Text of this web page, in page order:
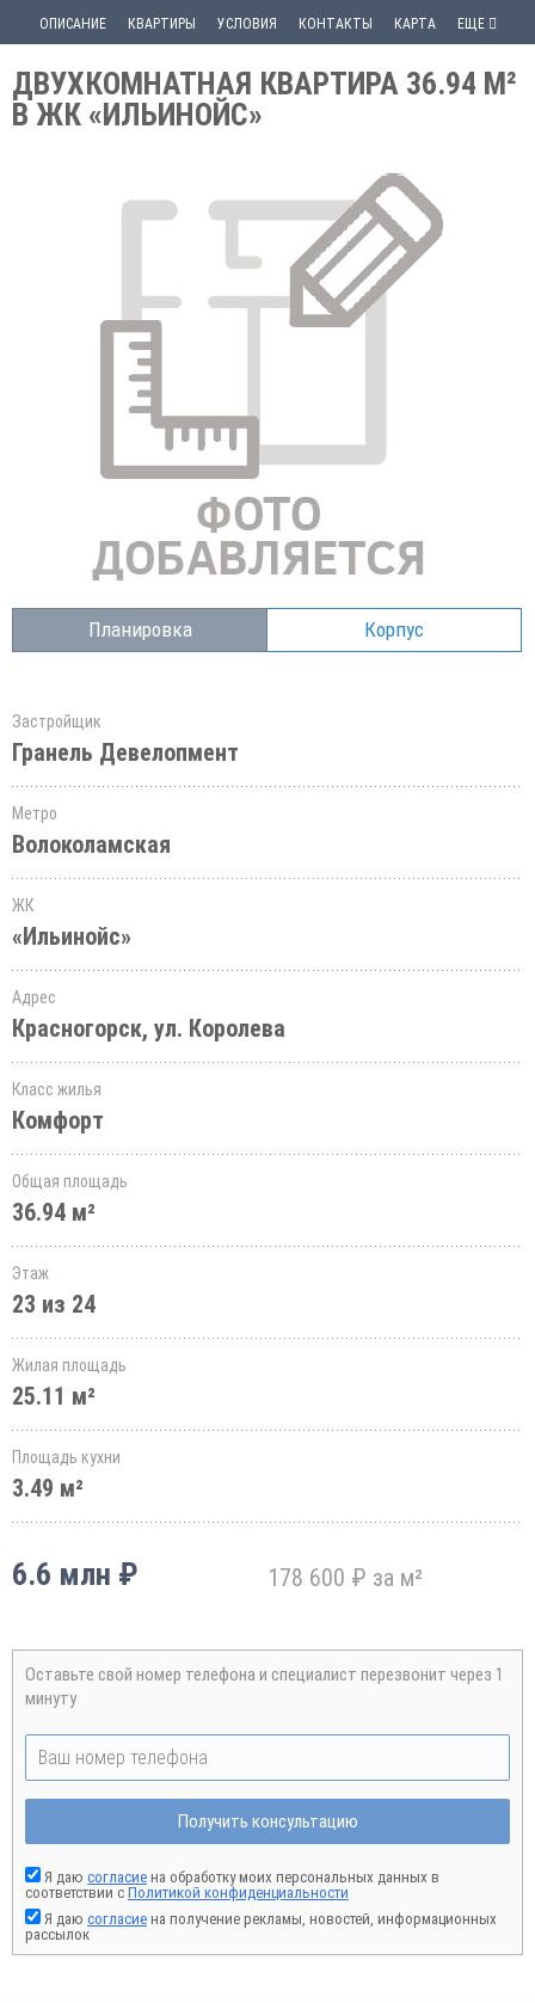
ОПИСАНИЕ КВАРТИРЫ УСЛОВИЯ КОНТАКТЫ КАРТА ЕЩЕ
ДВУХКОМНАТНАЯ КВАРТИРА 36.94 М²
В ЖК «ИЛЬИНОЙС»
Планировка Корпус
Застройщик
Гранель Девелопмент
Метро
Волоколамская
ЖК
«Ильинойс»
Адрес
Красногорск, ул. Королева
Класс жилья
Комфорт
Общая площадь
36.94 м²
Этаж
23 из 24
Жилая площадь
25.11 м²
Площадь кухни
3.49 м²
6.6 млн ₽ 178 600 ₽ за м²
Оставьте свой номер телефона и специалист перезвонит через 1
минуту
Получить консультацию
Я даю согласие на обработку моих персональных данных в
соответствии с Политикой конфиденциальности
Я даю согласие на получение рекламы, новостей, информационных
рассылок